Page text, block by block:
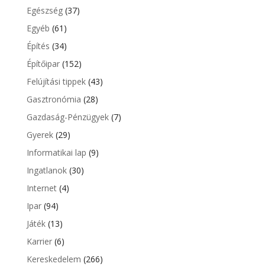
Egészség(37)
Egyéb (61)
Építés (34)
Építőipar(152)
Felújítási tippek(43)
Gasztronómia (28)
Gazdaság-Pénzügyek(7)
Gyerek(29)
Informatikai lap (9)
Ingatlanok(30)
Internet(4)
Ipar(94)
Játék(13)
Karrier(6)
Kereskedelem (266)